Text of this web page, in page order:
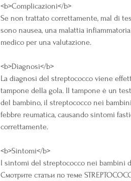
<b>Complicazioni</b>
Se non trattato correttamente, mal di
sono nausea, una malattia
medico per una valutazione.
<b>Diagnosi</b>
La diagnosi del streptococco viene
tampone della gola. Il tampone è un
del bambino, il streptococco nei
febbre reumatica, causando sintomi
correttamente.
<b>Sintomi</b>
I sintomi del streptococco nei bambini
Смотрите статьи по теме